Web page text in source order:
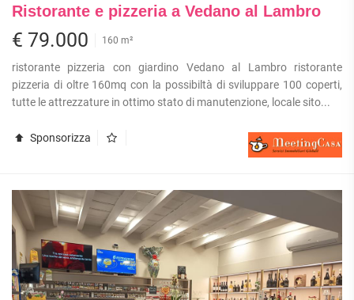
Ristorante e pizzeria a Vedano al Lambro
€ 79.000 160 m²
ristorante pizzeria con giardino Vedano al Lambro ristorante
pizzeria di oltre 160mq con la possibiltà di sviluppare 100 coperti,
tutte le attrezzature in ottimo stato di manutenzione, locale sito...
Sponsorizza